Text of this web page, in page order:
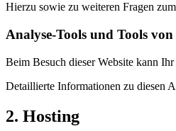
Hierzu sowie zu weiteren Fragen
Analyse-Tools und Tools
Beim Besuch dieser Website kann
Detaillierte Informationen zu diesen
2. Hosting